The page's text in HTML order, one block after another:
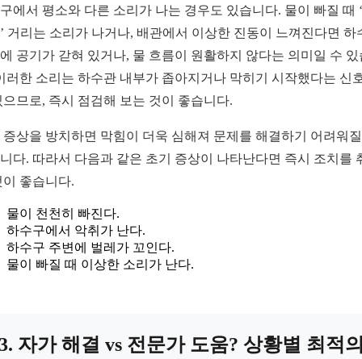
에서 평소와 다른 소리가 나는 경우도 있습니다. 물이 빠질 때
거리는 소리가 나거나, 배관에서 이상한 진동이 느껴진다면 하
공기가 갇혀 있거나, 물 흐름이 원활하지 않다는 의미일 수 있
러한 소리는 하수관 내부가 좁아지거나 막히기 시작했다는 신
으므로, 즉시 점검해 보는 것이 좋습니다.
증상을 방치하면 막힘이 더욱 심해져 문제를 해결하기 어려워
다. 따라서 다음과 같은 초기 증상이 나타난다면 즉시 조치를
이 좋습니다.
물이 천천히 빠진다.
하수구에서 악취가 난다.
하수구 주변에 벌레가 꼬인다.
물이 빠질 때 이상한 소리가 난다.
자가 해결 vs 전문가 도움? 상황별 최적